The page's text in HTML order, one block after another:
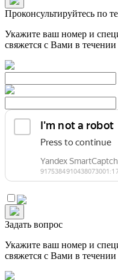
Проконсультируйтесь по
Укажите ваш номер и
свяжется с Вами в
Задать вопрос
Укажите ваш номер и
свяжется с Вами в